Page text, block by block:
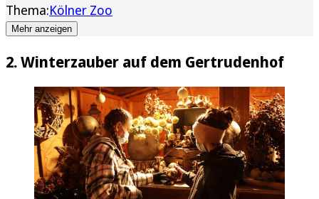
Thema:Kölner Zoo
Mehr anzeigen
2. Winterzauber auf dem Gertrudenhof